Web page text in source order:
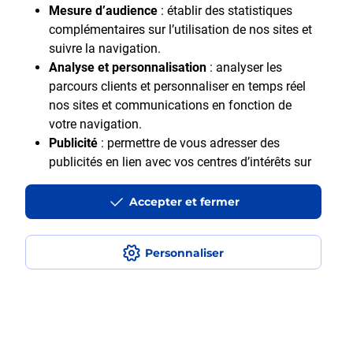
Mesure d’audience : établir des statistiques
complémentaires sur l’utilisation de nos sites et
suivre la navigation.
Analyse et personnalisation : analyser les
parcours clients et personnaliser en temps réel
nos sites et communications en fonction de
votre navigation.
Publicité : permettre de vous adresser des
publicités en lien avec vos centres d’intérêts sur
En cliquant sur "Accepter et fermer" vous acceptez
fermer" vous permet d'indiquer votre refus et seuls
les cookies nécessaires au fonctionnement du site
Personnaliser
Accepter et fermer
Motif Professionnel
Accessibilité : Partiellement accessible